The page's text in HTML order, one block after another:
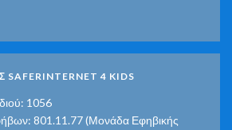
4 KIDS
1056
801.11.77 (Μονάδα Εφηβικής